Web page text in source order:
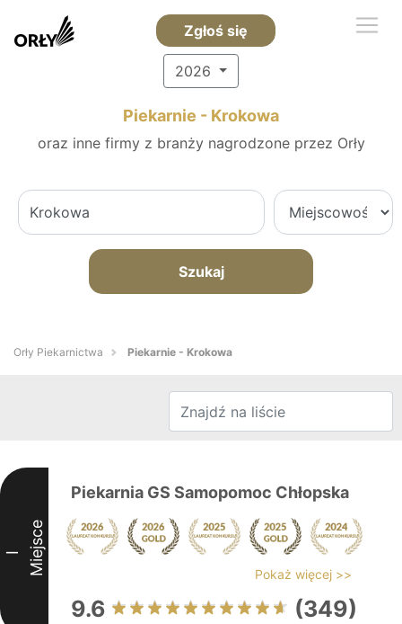
Zgłoś się
2026
Piekarnie - Krokowa
oraz inne firmy z branży nagrodzone przez Orły
Szukaj
Orły Piekarnictwa Piekarnie - Krokowa
I Miejsce
Piekarnia GS Samopomoc Chłopska
Pokaż więcej >>
9.6 (349)